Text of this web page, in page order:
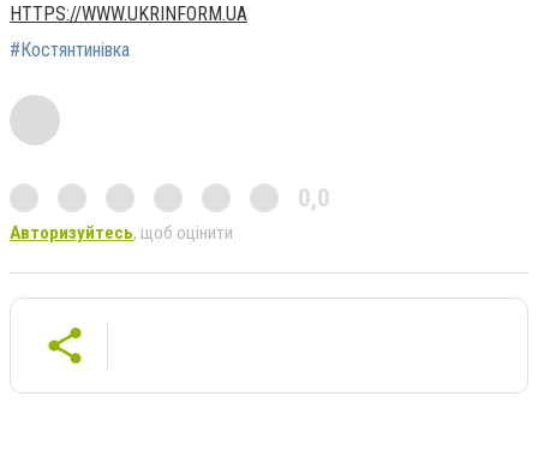
HTTPS://WWW.UKRINFORM.UA
#Костянтинівка
0,0
Авторизуйтесь, щоб оцінити